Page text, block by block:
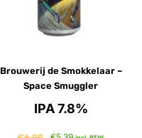
Brouwerij de Smokkelaar –
Space Smuggler
IPA 7.8%